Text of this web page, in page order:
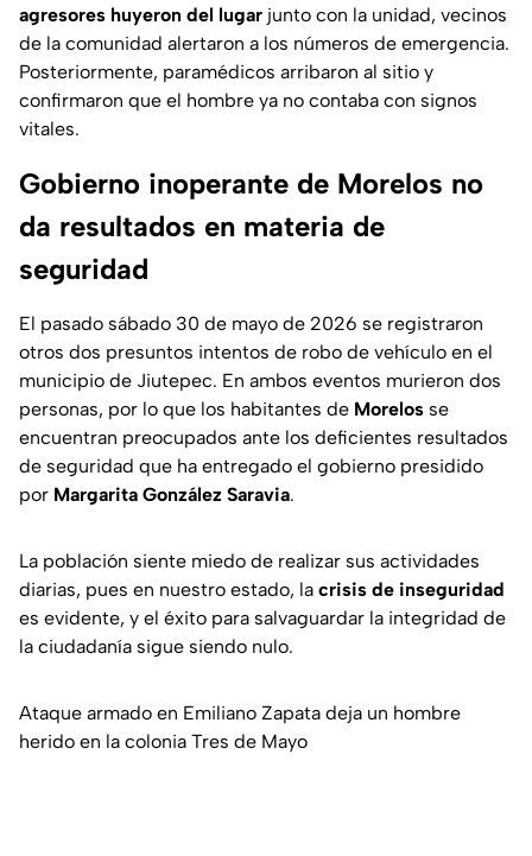
agresores huyeron del lugar junto con la unidad, vecinos
de la comunidad alertaron a los números de emergencia.
Posteriormente, paramédicos arribaron al sitio y
confirmaron que el hombre ya no contaba con signos
vitales.
Gobierno inoperante de Morelos no
da resultados en materia de
seguridad
El pasado sábado 30 de mayo de 2026 se registraron
otros dos presuntos intentos de robo de vehículo en el
municipio de Jiutepec. En ambos eventos murieron dos
personas, por lo que los habitantes de Morelos se
encuentran preocupados ante los deficientes resultados
de seguridad que ha entregado el gobierno presidido
por Margarita González Saravia.
La población siente miedo de realizar sus actividades
diarias, pues en nuestro estado, la crisis de inseguridad
es evidente, y el éxito para salvaguardar la integridad de
la ciudadanía sigue siendo nulo.
Ataque armado en Emiliano Zapata deja un hombre
herido en la colonia Tres de Mayo